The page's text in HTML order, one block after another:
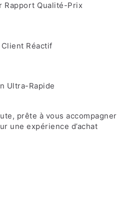
Rapport Qualité-Prix
Réactif
Ultra-Rapide
prête à vous accompagner
une expérience d’achat